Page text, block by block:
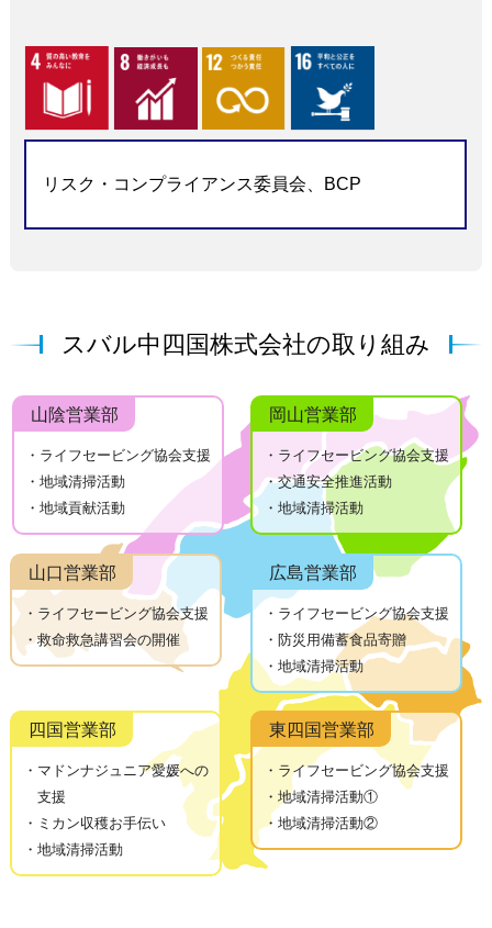
リスク・コンプライアンス委員会、BCP
スバル中四国株式会社の取り組み
山陰営業部
・ライフセービング協会支援
・地域清掃活動
・地域貢献活動
広島営業部
・ライフセービング協会支援
・防災用備蓄食品寄贈
・地域清掃活動
岡山営業部
・ライフセービング協会支援
・交通安全推進活動
・地域清掃活動
山口営業部
・ライフセービング協会支援
・救命救急講習会の開催
四国営業部
・マドンナジュニア愛媛への
支援
・ミカン収穫お手伝い
・地域清掃活動
東四国営業部
・ライフセービング協会支援
・地域清掃活動①
・地域清掃活動②